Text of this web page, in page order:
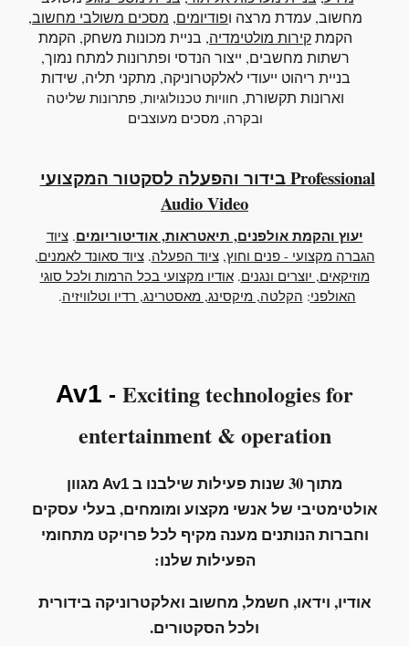
מחשוב, עמדת מרצה ופודיומים, מסכים משולבי מחשוב,
הקמתקירות מולטימדיה, בניית מכונות משחק, הקמת
רשתות מחשבים, ייצור הנדסי ופתרונות למתח נמוך,
בניית ריהוט ייעודי לאלקטרוניקה, מתקני תליה, שידות
וארונות תקשורת, חוויות טכנולוגיות, פתרונות שליטה
ובקרה, מסכים מעוצבים
בידור והפעלה לסקטור המקצועי Professional
Audio Video
יעוץ והקמת אולפנים, תיאטראות, אודיטוריומים.ציוד
הגברה מקצועי - פנים וחוץ,ציוד הפעלה.ציוד סאונד לאמנים,
מוזיקאים, יוצרים ונגנים.אודיו מקצועי בכל הרמות ולכל סוגי
האולפני: הקלטה, מיקסינג, מאסטרינג, רדיו וטלוויזיה.
Av1 - Exciting technologies for
entertainment & operation
מתוך 30 שנות פעילות שילבנו ב Av1 מגוון
אולטימטיבי של אנשי מקצוע ומומחים, בעלי עסקים
וחברות הנותנים מענה מקיף לכל פרויקט מתחומי
הפעילות שלנו:
אודיו, וידאו, חשמל, מחשוב ואלקטרוניקה בידורית
ולכל הסקטורים.